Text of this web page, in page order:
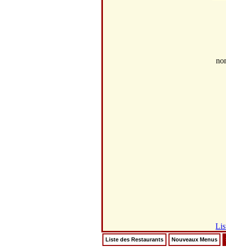
Liste des Restaurants Nouveaux Menus